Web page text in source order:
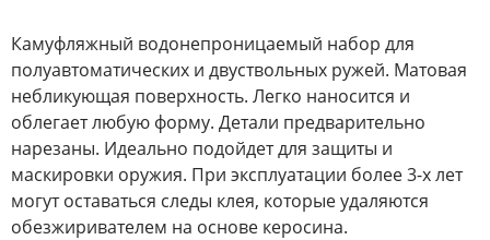
Камуфляжный водонепроницаемый набор для
полуавтоматических и двуствольных ружей. Матовая
небликующая поверхность. Легко наносится и
облегает любую форму. Детали предварительно
нарезаны. Идеально подойдет для защиты и
маскировки оружия. При эксплуатации более 3-х лет
могут оставаться следы клея, которые удаляются
обезжиривателем на основе керосина.